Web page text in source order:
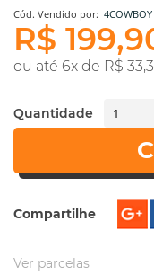
Cód. Vendido por: 4COWBOY
R$
ou até 6x de R$
Quantidade
Compartilhe
Ver parcelas